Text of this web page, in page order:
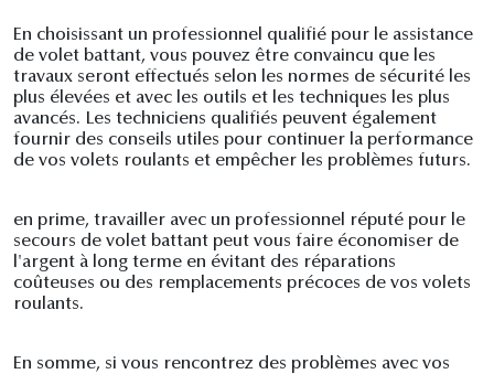
En choisissant un professionnel qualifié pour le assistance
de volet battant, vous pouvez être convaincu que les
travaux seront effectués selon les normes de sécurité les
plus élevées et avec les outils et les techniques les plus
avancés. Les techniciens qualifiés peuvent également
fournir des conseils utiles pour continuer la performance
de vos volets roulants et empêcher les problèmes futurs.
en prime, travailler avec un professionnel réputé pour le
secours de volet battant peut vous faire économiser de
l'argent à long terme en évitant des réparations
coûteuses ou des remplacements précoces de vos volets
roulants.
En somme, si vous rencontrez des problèmes avec vos